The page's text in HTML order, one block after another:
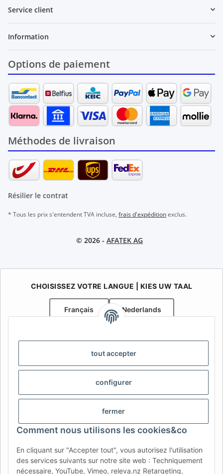
tout accepter
configurer
fermer
Comment nous utilisons les cookies&co
En cliquant sur "Accepter tout", vous autorisez l'utilisation
des services suivants sur notre site web : Techniquement
nécessaire, YouTube, Vimeo, releva.nz Retargeting,
Service client
Information
Options de paiement
Méthodes de livraison
Résilier le contrat
* Tous les prix s'entendent TVA incluse, frais d'expéditionexclus.
© 2026 - AFATEK AG
CHOISISSEZ VOTRE LANGUE | KIES UW TAAL
Français Nederlands
specialist in onderdelen voor aanhangwagens
Contact:info@afatek.com
AFATEK INTERNATIONAL – SELECT REGION & LANGUAGE |
CHOISIR LA RÉGION ET LA LANGUE | SELECCIONAR REGIÓN E
CH (IT) BE (NL) BE (FR) NL
FR IT ES DK PL